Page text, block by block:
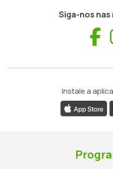
Siga-nos
Instale a